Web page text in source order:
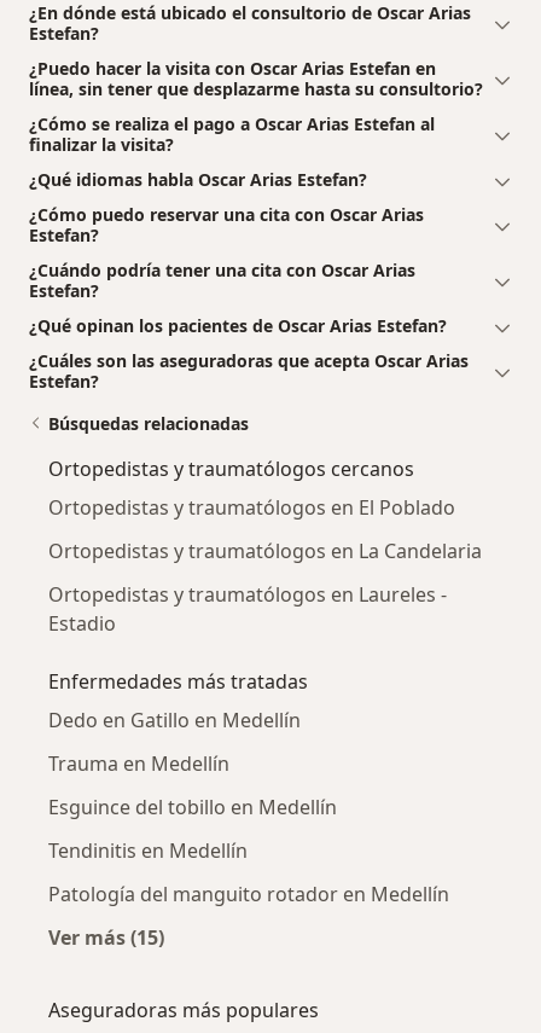
¿En dónde está ubicado el consultorio de Oscar Arias
Estefan?
¿Puedo hacer la visita con Oscar Arias Estefan en
línea, sin tener que desplazarme hasta su consultorio?
¿Cómo se realiza el pago a Oscar Arias Estefan al
finalizar la visita?
¿Qué idiomas habla Oscar Arias Estefan?
¿Cómo puedo reservar una cita con Oscar Arias
Estefan?
¿Cuándo podría tener una cita con Oscar Arias
Estefan?
¿Qué opinan los pacientes de Oscar Arias Estefan?
¿Cuáles son las aseguradoras que acepta Oscar Arias
Estefan?
Búsquedas relacionadas
Ortopedistas y traumatólogos cercanos
Ortopedistas y traumatólogos en El Poblado
Ortopedistas y traumatólogos en La Candelaria
Ortopedistas y traumatólogos en Laureles -
Estadio
Enfermedades más tratadas
Dedo en Gatillo en Medellín
Trauma en Medellín
Esguince del tobillo en Medellín
Tendinitis en Medellín
Patología del manguito rotador en Medellín
Ver más (15)
Aseguradoras más populares